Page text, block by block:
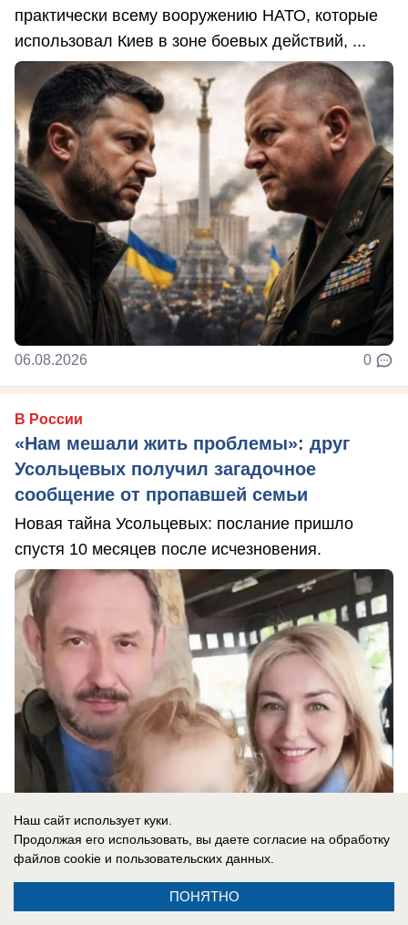
практически всему вооружению НАТО, которые
использовал Киев в зоне боевых действий, ...
06.08.2026 0
В России
«Нам мешали жить проблемы»: друг
Усольцевых получил загадочное
сообщение от пропавшей семьи
Новая тайна Усольцевых: послание пришло
спустя 10 месяцев после исчезновения.
06.08.2026
Наш сайт использует куки.
Продолжая его использовать, вы даете согласие на обработку
файлов cookie и пользовательских данных.
ПОНЯТНО